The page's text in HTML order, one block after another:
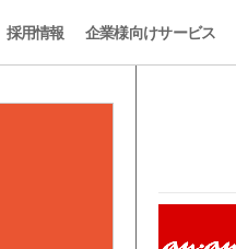
採用情報 企業様向けサービス